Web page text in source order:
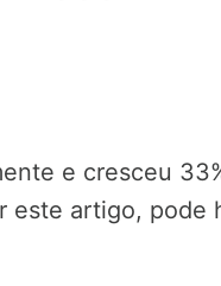
e cresceu
este artigo, pode